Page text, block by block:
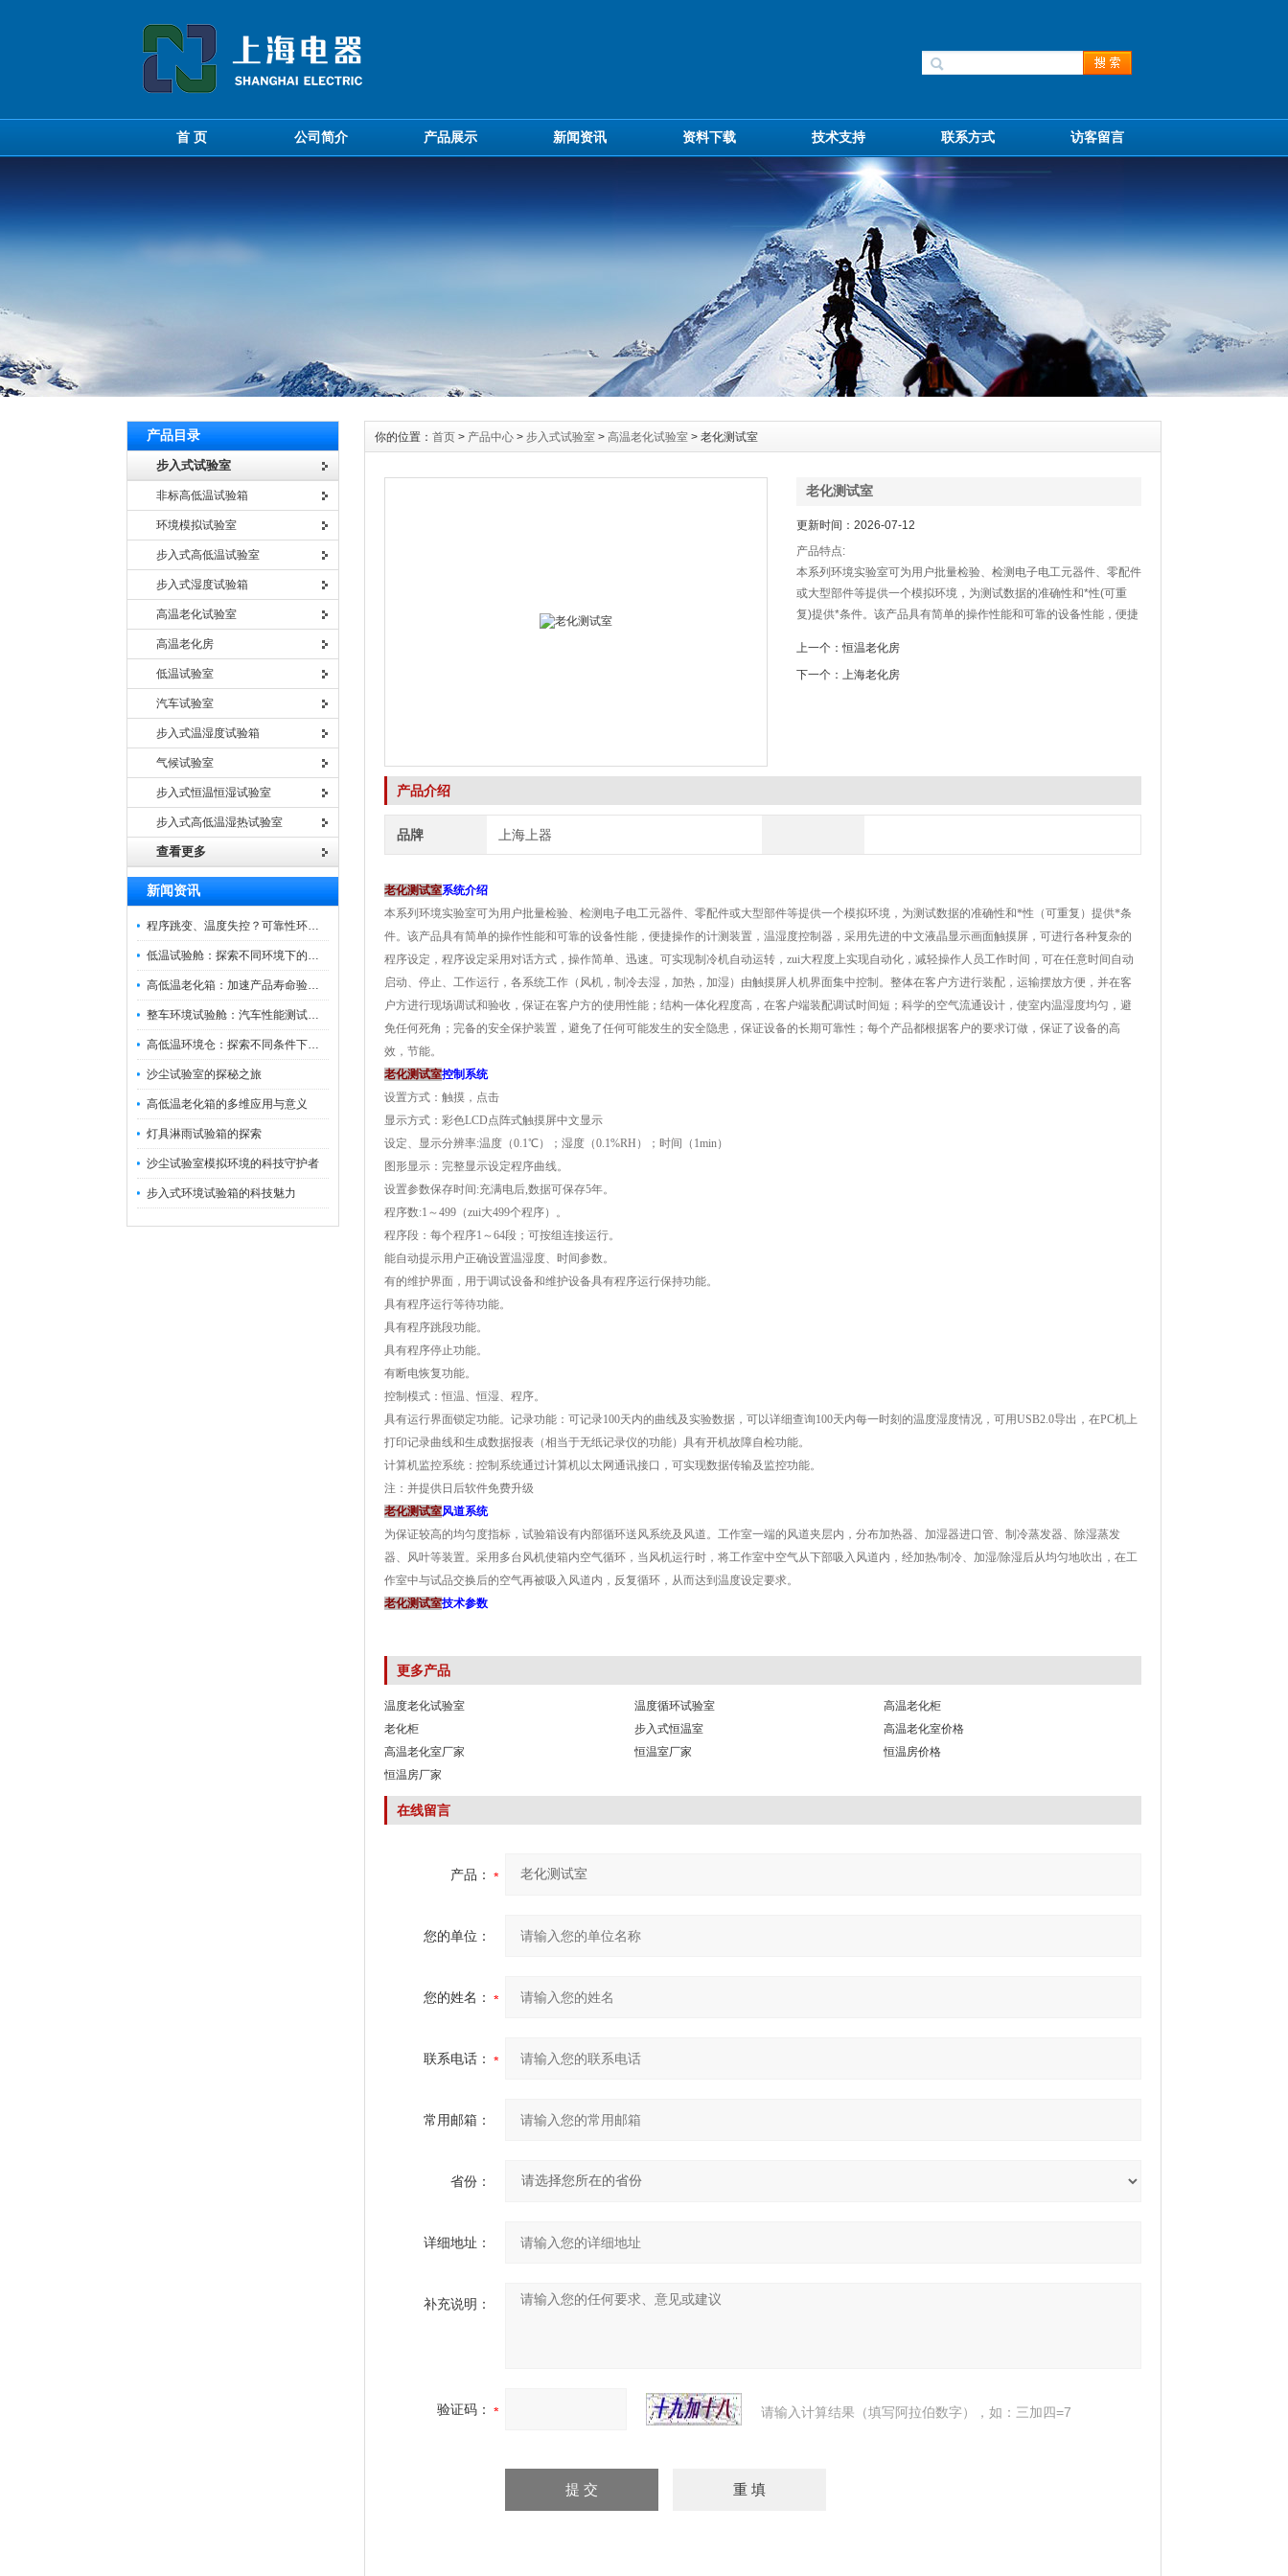
首 页 公司简介 产品展示 新闻资讯 资料下载 技术支持 联系方式 访客留言
产品目录
步入式试验室
非标高低温试验箱
环境模拟试验室
步入式高低温试验室
步入式湿度试验箱
高温老化试验室
高温老化房
低温试验室
汽车试验室
步入式温湿度试验箱
气候试验室
步入式恒温恒湿试验室
步入式高低温湿热试验室
查看更多
新闻资讯
程序跳变、温度失控？可靠性环境试验箱控制系统故障处理
低温试验舱：探索不同环境下的科技边界
高低温老化箱：加速产品寿命验证的可靠伙伴
整车环境试验舱：汽车性能测试的设备
高低温环境仓：探索不同条件下的科学奥秘
沙尘试验室的探秘之旅
高低温老化箱的多维应用与意义
灯具淋雨试验箱的探索
沙尘试验室模拟环境的科技守护者
步入式环境试验箱的科技魅力
你的位置： 首页 > 产品中心 > 步入式试验室 > 高温老化试验室 > 老化测试室
老化测试室
更新时间：2026-07-12
产品特点:
本系列环境实验室可为用户批量检验、检测电子电工元器件、零配件
或大型部件等提供一个模拟环境，为测试数据的准确性和*性(可重
复)提供*条件。该产品具有简单的操作性能和可靠的设备性能，便捷
屏，可进行各种复杂的程序设定，程序设定采用对话方式，操作简
单、迅速。
上一个：恒温老化房
下一个： 上海老化房
产品介绍
品牌 上海上器
老化测试室系统介绍
本系列环境实验室可为用户批量检验、检测电子电工元器件、零配件或大型部件等提供一个模拟环境，为测试数据的准确性和*性（可重复）提供*条
件。该产品具有简单的操作性能和可靠的设备性能，便捷操作的计测装置，温湿度控制器，采用先进的中文液晶显示画面触摸屏，可进行各种复杂的
程序设定，程序设定采用对话方式，操作简单、迅速。可实现制冷机自动运转，zui大程度上实现自动化，减轻操作人员工作时间，可在任意时间自动
启动、停止、工作运行，各系统工作（风机，制冷去湿，加热，加湿）由触摸屏人机界面集中控制。整体在客户方进行装配，运输摆放方便，并在客
户方进行现场调试和验收，保证在客户方的使用性能；结构一体化程度高，在客户端装配调试时间短；科学的空气流通设计，使室内温湿度均匀，避
免任何死角；完备的安全保护装置，避免了任何可能发生的安全隐患，保证设备的长期可靠性；每个产品都根据客户的要求订做，保证了设备的高
效，节能。
老化测试室控制系统
设置方式：触摸，点击
显示方式：彩色LCD点阵式触摸屏中文显示
设定、显示分辨率:温度（0.1℃）；湿度（0.1%RH）；时间（1min）
图形显示：完整显示设定程序曲线。
设置参数保存时间:充满电后,数据可保存5年。
程序数:1～499（zui大499个程序）。
程序段：每个程序1～64段；可按组连接运行。
能自动提示用户正确设置温湿度、时间参数。
有的维护界面，用于调试设备和维护设备具有程序运行保持功能。
具有程序运行等待功能。
具有程序跳段功能。
具有程序停止功能。
有断电恢复功能。
控制模式：恒温、恒湿、程序。
具有运行界面锁定功能。记录功能：可记录100天内的曲线及实验数据，可以详细查询100天内每一时刻的温度湿度情况，可用USB2.0导出，在PC机上
打印记录曲线和生成数据报表（相当于无纸记录仪的功能）具有开机故障自检功能。
计算机监控系统：控制系统通过计算机以太网通讯接口，可实现数据传输及监控功能。
注：并提供日后软件免费升级
老化测试室风道系统
为保证较高的均匀度指标，试验箱设有内部循环送风系统及风道。工作室一端的风道夹层内，分布加热器、加湿器进口管、制冷蒸发器、除湿蒸发
器、风叶等装置。采用多台风机使箱内空气循环，当风机运行时，将工作室中空气从下部吸入风道内，经加热/制冷、加湿/除湿后从均匀地吹出，在工
作室中与试品交换后的空气再被吸入风道内，反复循环，从而达到温度设定要求。
老化测试室技术参数
更多产品
温度老化试验室 温度循环试验室
高温老化柜
老化柜
步入式恒温室
高温老化室价格
高温老化室厂家
恒温室厂家
恒温房价格
恒温房厂家
在线留言
产品：
您的单位：
您的姓名：
联系电话：
常用邮箱：
省份：
详细地址：
补充说明：
验证码： 请输入计算结果（填写阿拉伯数字），如：三加四=7